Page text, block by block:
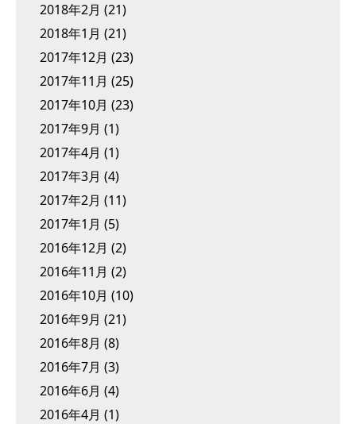
2018年2月 (21)
2018年1月 (21)
2017年12月 (23)
2017年11月 (25)
2017年10月 (23)
2017年9月 (1)
2017年4月 (1)
2017年3月 (4)
2017年2月 (11)
2017年1月 (5)
2016年12月 (2)
2016年11月 (2)
2016年10月 (10)
2016年9月 (21)
2016年8月 (8)
2016年7月 (3)
2016年6月 (4)
2016年4月 (1)